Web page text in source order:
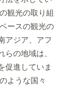
観光の取り組
ースの観光の
アジア、アフ
の地域は、
促進していま
ような国々